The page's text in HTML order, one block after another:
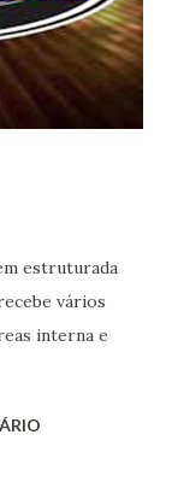
estruturada
vários
interna e